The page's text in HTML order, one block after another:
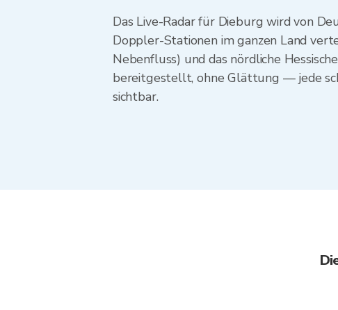
Das Live-Radar für Dieburg wird von
Doppler-Stationen im ganzen Land
Nebenfluss) und das nördliche
bereitgestellt, ohne Glättung — jede
sichtbar.